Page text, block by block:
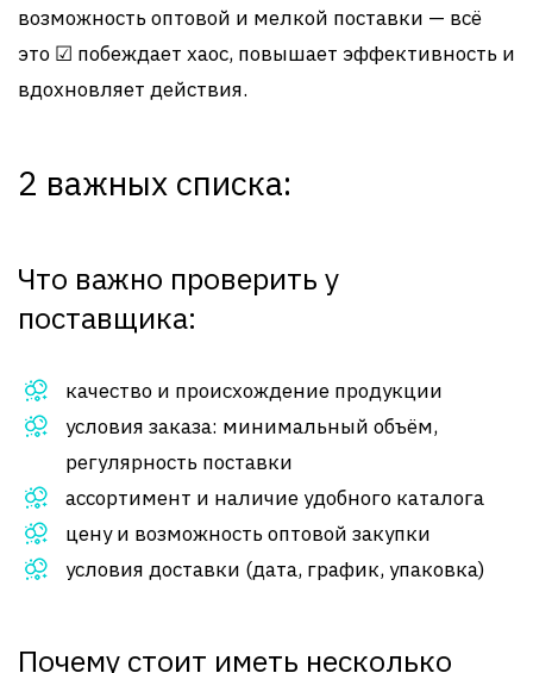
возможность оптовой и мелкой поставки — всё
это ☑ побеждает хаос, повышает эффективность и
вдохновляет действия.
2 важных списка:
Что важно проверить у
поставщика:
качество и происхождение продукции
условия заказа: минимальный объём,
регулярность поставки
ассортимент и наличие удобного каталога
цену и возможность оптовой закупки
условия доставки (дата, график, упаковка)
Почему стоит иметь несколько